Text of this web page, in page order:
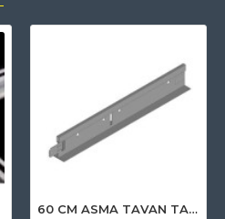
60 CM ASMA TAVAN TALİ TAŞIYICI PROFİLİ BEYAZ T24